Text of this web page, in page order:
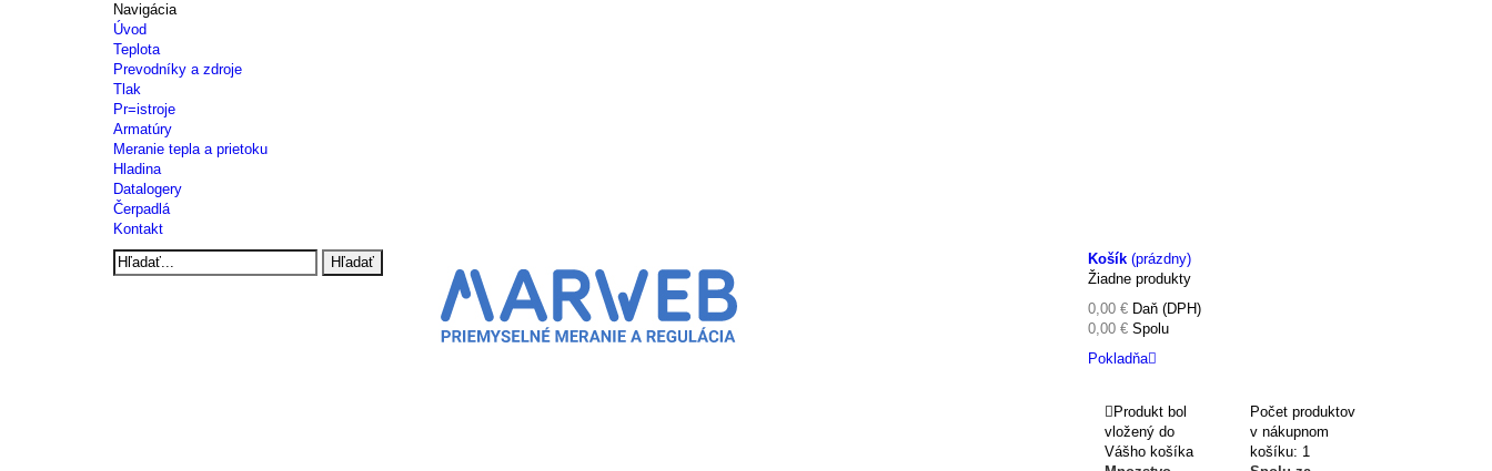
Navigácia
Úvod
Teplota
Prevodníky a zdroje
Tlak
Pr=istroje
Armatúry
Meranie tepla a prietoku
Hladina
Datalogery
Čerpadlá
Kontakt
Hľadať
Košík (prázdny)
Žiadne produkty
0,00 € Daň (DPH)
0,00 € Spolu
Pokladňa
Produkt bol
vložený do
Vášho košíka
Počet produktov
v nákupnom
košíku: 1